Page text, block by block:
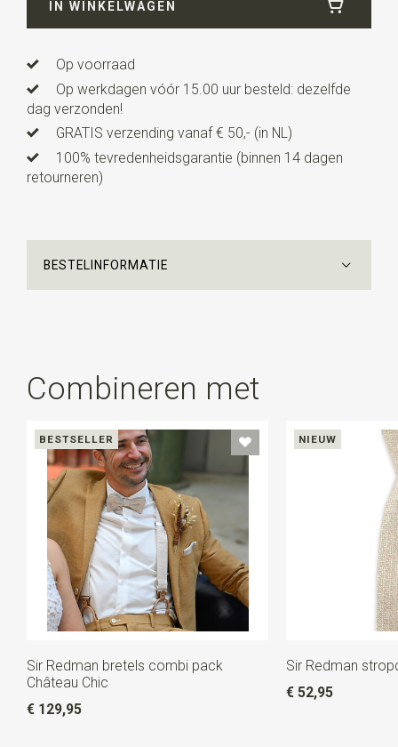
Lengte12 cm
verstelbaar bandje.
IN WINKELWAGEN
Op voorraad
Op werkdagen vóór 15.00 uur besteld: dezelfde
dag verzonden!
GRATIS verzending vanaf € 50,- (in NL)
100% tevredenheidsgarantie (binnen 14 dagen
retourneren)
BESTELINFORMATIE
Combineren met
BESTSELLER
Sir Redman bretels combi pack
Château Chic
€ 129,95
NIEUW
Sir Redman
€ 52,95